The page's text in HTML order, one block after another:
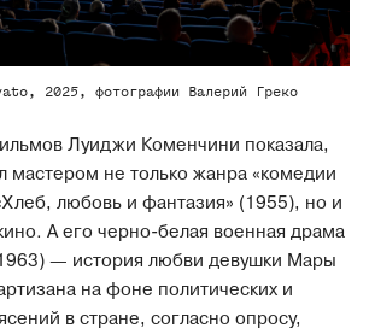
2025, фотографии Валерий Греко
Луиджи Коменчини показала,
мастером не только жанра «комедии
любовь и фантазия» (1955), но и
А его черно-белая военная драма
— история любви девушки Мары
на фоне политических и
в стране, согласно опросу,